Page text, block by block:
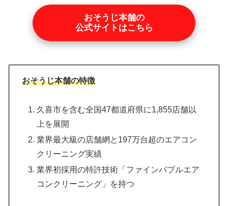
おそうじ本舗の
公式サイトはこちら
おそうじ本舗の特徴
久喜市を含む全国47都道府県に1,855店舗以
上を展開
業界最大級の店舗網と197万台超のエアコン
クリーニング実績
業界初採用の特許技術「ファインバブルエア
コンクリーニング」を持つ